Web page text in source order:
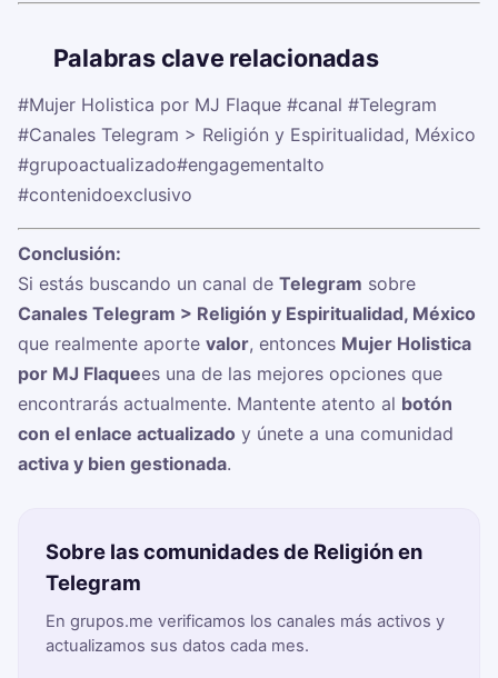
Palabras clave relacionadas
#Mujer Holistica por MJ Flaque #canal #Telegram
#Canales Telegram > Religión y Espiritualidad, México
#grupoactualizado#engagementalto
#contenidoexclusivo
Conclusión:
Si estás buscando un canal de Telegram sobre
Canales Telegram > Religión y Espiritualidad, México
que realmente aporte valor, entonces Mujer Holistica
por MJ Flaquees una de las mejores opciones que
encontrarás actualmente. Mantente atento al botón
con el enlace actualizado y únete a una comunidad
activa y bien gestionada.
Sobre las comunidades de Religión en
Telegram
En grupos.me verificamos los canales más activos y
actualizamos sus datos cada mes.